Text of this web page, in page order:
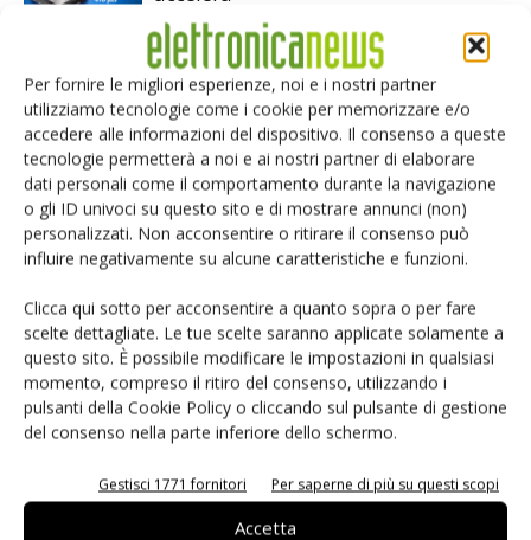
Per fornire le migliori esperienze, noi e i nostri partner
utilizziamo tecnologie come i cookie per memorizzare e/o
accedere alle informazioni del dispositivo. Il consenso a queste
tecnologie permetterà a noi e ai nostri partner di elaborare
dati personali come il comportamento durante la navigazione
o gli ID univoci su questo sito e di mostrare annunci (non)
personalizzati. Non acconsentire o ritirare il consenso può
influire negativamente su alcune caratteristiche e funzioni.
Clicca qui sotto per acconsentire a quanto sopra o per fare
scelte dettagliate. Le tue scelte saranno applicate solamente a
questo sito. È possibile modificare le impostazioni in qualsiasi
momento, compreso il ritiro del consenso, utilizzando i
pulsanti della Cookie Policy o cliccando sul pulsante di gestione
del consenso nella parte inferiore dello schermo.
Gestisci 1771 fornitori Per saperne di più su questi scopi
Accetta
Microchip lancia il midspan PoE
industriale PD-9601GCI da 90W
Infineon e LS Electric alleate sulla
corrente continua per i data center AI
LASCIA UN COMMENTO